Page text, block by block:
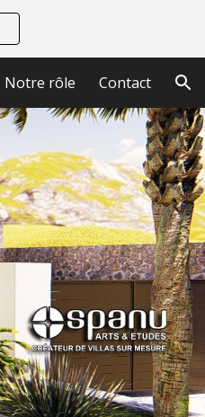
Notre rôle Contact